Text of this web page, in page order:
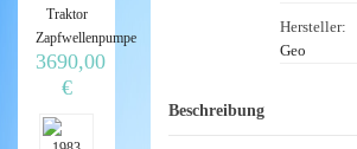
Hersteller:
Geo
Beschreibung
Traktor
Zapfwellenpumpe
3690,00
€